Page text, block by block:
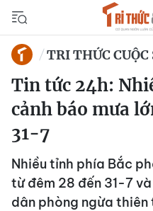
TRI THỨC
Tin tức 24h:
cảnh báo mưa
31-7
Nhiều tỉnh phía Bắc
từ đêm 28 đến 31-7
dân phòng ngừa thiên